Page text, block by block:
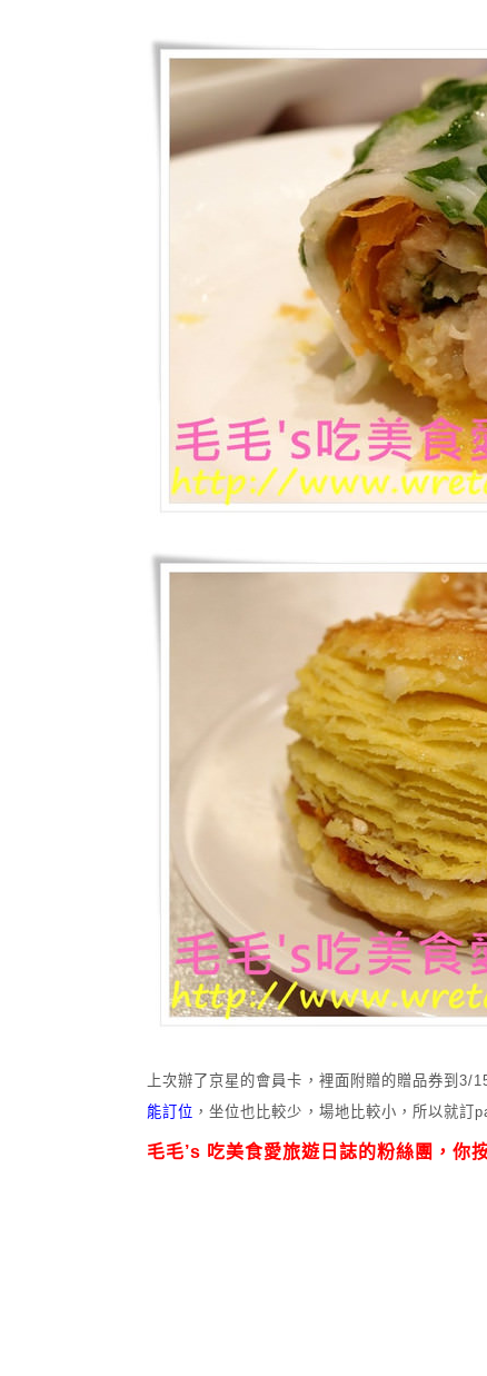
上次辦了京星的會員卡，裡面附贈的贈品券到3/
能訂位 ，坐位也比較少，場地比較小，所以就
毛毛’s 吃美食愛旅遊日誌的粉絲團， 你